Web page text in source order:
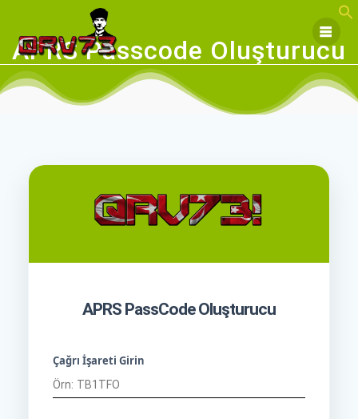
content
APRS Passcode Oluşturucu
APRS PassCode Oluşturucu
Çağrı İşareti Girin